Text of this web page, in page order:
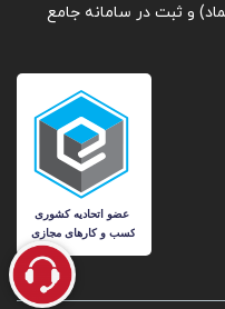
و ثبت در سامانه جامع